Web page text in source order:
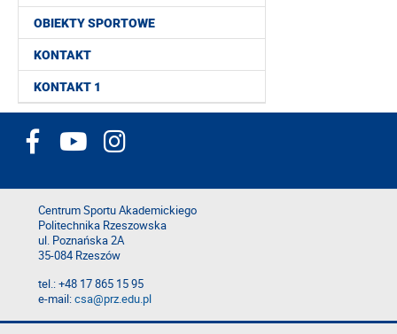
OBIEKTY SPORTOWE
KONTAKT
KONTAKT 1
Centrum Sportu Akademickiego
Politechnika Rzeszowska
ul. Poznańska 2A
35-084 Rzeszów
tel.: +48 17 865 15 95
e-mail:csa@prz.edu.pl
Deklaracja dostępności